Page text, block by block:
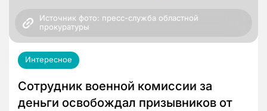
Источник фото: пресс-служба областной
прокуратуры
Интересное
Сотрудник военной комиссии за
деньги освобождал призывников от